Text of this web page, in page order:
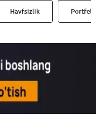
Havfsizlik